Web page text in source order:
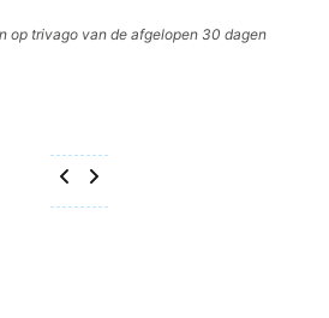
op trivago van de afgelopen 30 dagen